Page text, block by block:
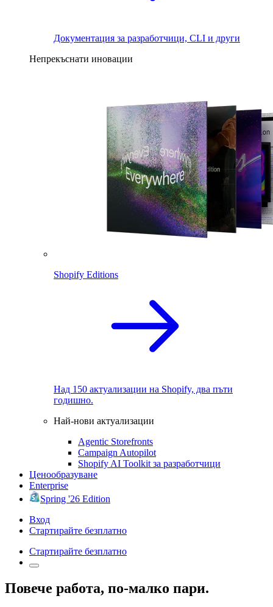
Документация за разработчици, CLI и други
Непрекъснати иновации
Shopify Editions
Над 150 актуализации на Shopify, два пъти
годишно.
Най-нови актуализации
Agentic Storefronts
Campaign Autopilot
Shopify AI Toolkit за разработчици
Ценообразуване
Enterprise
Spring '26 Edition
Вход
Стартирайте безплатно
Стартирайте безплатно
Повече работа, по-малко пари.